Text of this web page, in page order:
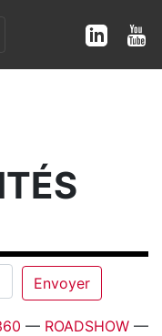
— ROADSHOW —